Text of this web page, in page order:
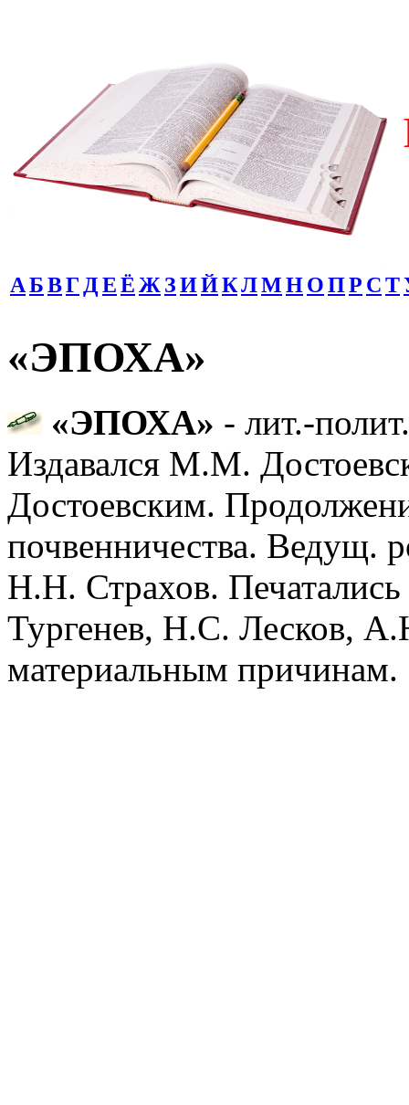
АБВГ ДЕЁ Ж ЗИЙКЛМНОПР СТ
«ЭПОХА»
«ЭПОХА» - лит.-
Издавался М.М.
Достоевским.
почвенничества. Ведущ.
Н.Н. Страхов.
Тургенев, Н.С. Лесков,
материальным причинам.